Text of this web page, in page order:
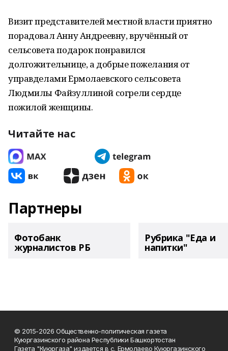
Визит представителей местной власти приятно
порадовал Анну Андреевну, вручённый от
сельсовета подарок понравился
долгожительнице, а добрые пожелания от
управделами Ермолаевского сельсовета
Людмилы Файзуллиной согрели сердце
пожилой женщины.
Читайте нас
Партнеры
Фотобанк
журналистов РБ
Рубрика "Еда и
напитки"
© 2015-2026 Общественно-политическая газета
Куюргазинского района Республики Башкортостан
Газета "Куюргаза" издается в с. Ермолаево Куюргазинского